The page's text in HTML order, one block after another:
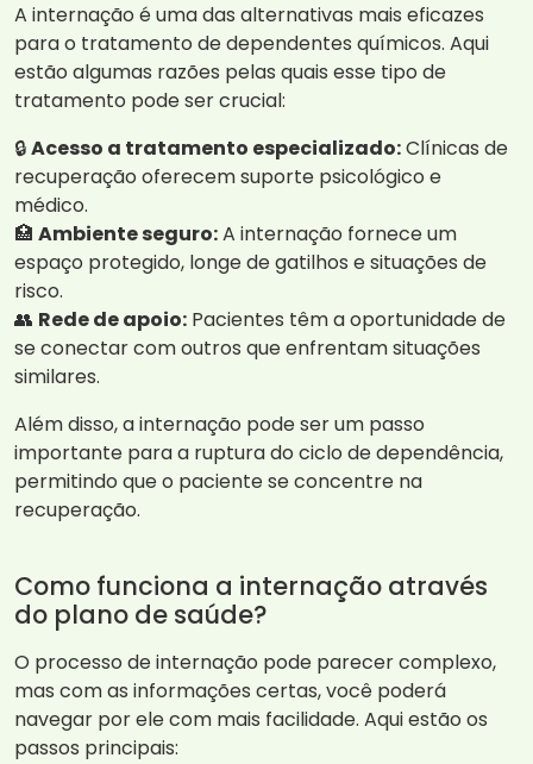
A internação é uma das alternativas mais eficazes
para o tratamento de dependentes químicos. Aqui
estão algumas razões pelas quais esse tipo de
tratamento pode ser crucial:
🔒Acesso a tratamento especializado:Clínicas de
recuperação oferecem suporte psicológico e
médico.
🏥 Ambiente seguro:A internação fornece um
espaço protegido, longe de gatilhos e situações de
risco.
👥 Rede de apoio: Pacientes têm a oportunidade de
se conectar com outros que enfrentam situações
similares.
Além disso, a internação pode ser um passo
importante para a ruptura do ciclo de dependência,
permitindo que o paciente se concentre na
recuperação.
Como funciona a internação através
do plano de saúde?
O processo de internação pode parecer complexo,
mas com as informações certas, você poderá
navegar por ele com mais facilidade. Aqui estão os
passos principais: